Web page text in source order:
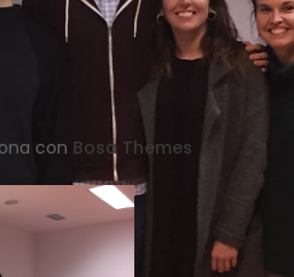
con Bosa Themes